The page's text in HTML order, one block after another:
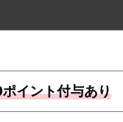
イント付与あり